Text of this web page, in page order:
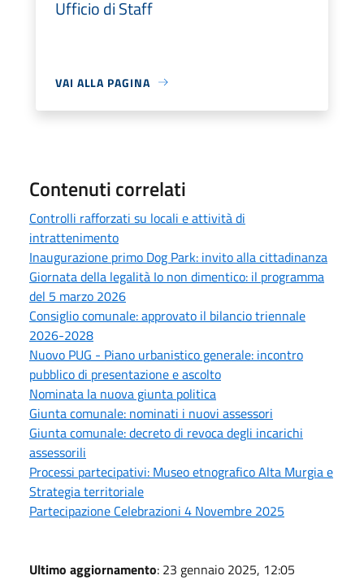
Ufficio di Staff
VAI ALLA PAGINA
Contenuti correlati
Controlli rafforzati su locali e attività di
intrattenimento
Inaugurazione primo Dog Park: invito alla cittadinanza
Giornata della legalità Io non dimentico: il programma
del 5 marzo 2026
Consiglio comunale: approvato il bilancio triennale
2026-2028
Nuovo PUG - Piano urbanistico generale: incontro
pubblico di presentazione e ascolto
Nominata la nuova giunta politica
Giunta comunale: nominati i nuovi assessori
Giunta comunale: decreto di revoca degli incarichi
assessorili
Processi partecipativi: Museo etnografico Alta Murgia e
Strategia territoriale
Partecipazione Celebrazioni 4 Novembre 2025
Ultimo aggiornamento: 23 gennaio 2025, 12:05